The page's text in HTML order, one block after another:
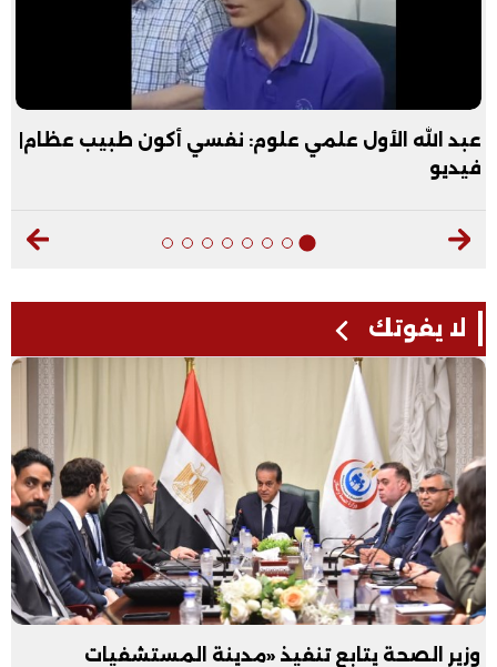
عبد الله الأول علمي علوم: نفسي أكون طبيب عظام|
فيديو
لا يفوتك
وزير الصحة يتابع تنفيذ «مدينة المستشفيات